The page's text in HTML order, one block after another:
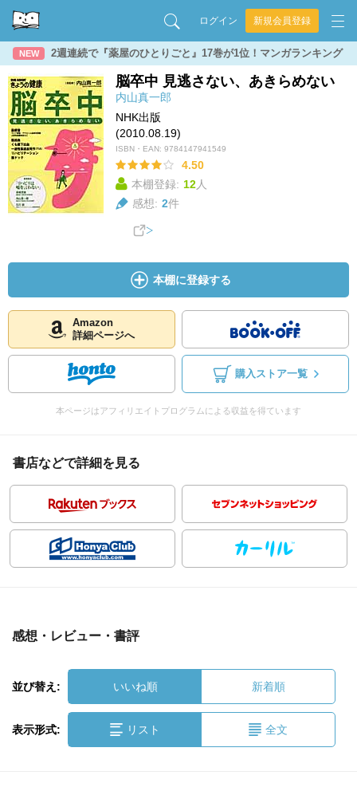
ログイン 新規会員登録
NEW 2週連続で『薬屋のひとりごと』17巻が1位！マンガランキング
脳卒中 見逃さない、あきらめない
内山真一郎
NHK出版
(2010.08.19)
ISBN・EAN: 9784147941549
4.50
本棚登録: 12人
感想: 2件
本棚に登録する
Amazon
詳細ページへ
購入ストア一覧
本ページはアフィリエイトプログラムによる収益を得ています
書店などで詳細を見る
感想・レビュー・書評
並び替え: いいね順 新着順
表示形式: リスト 全文